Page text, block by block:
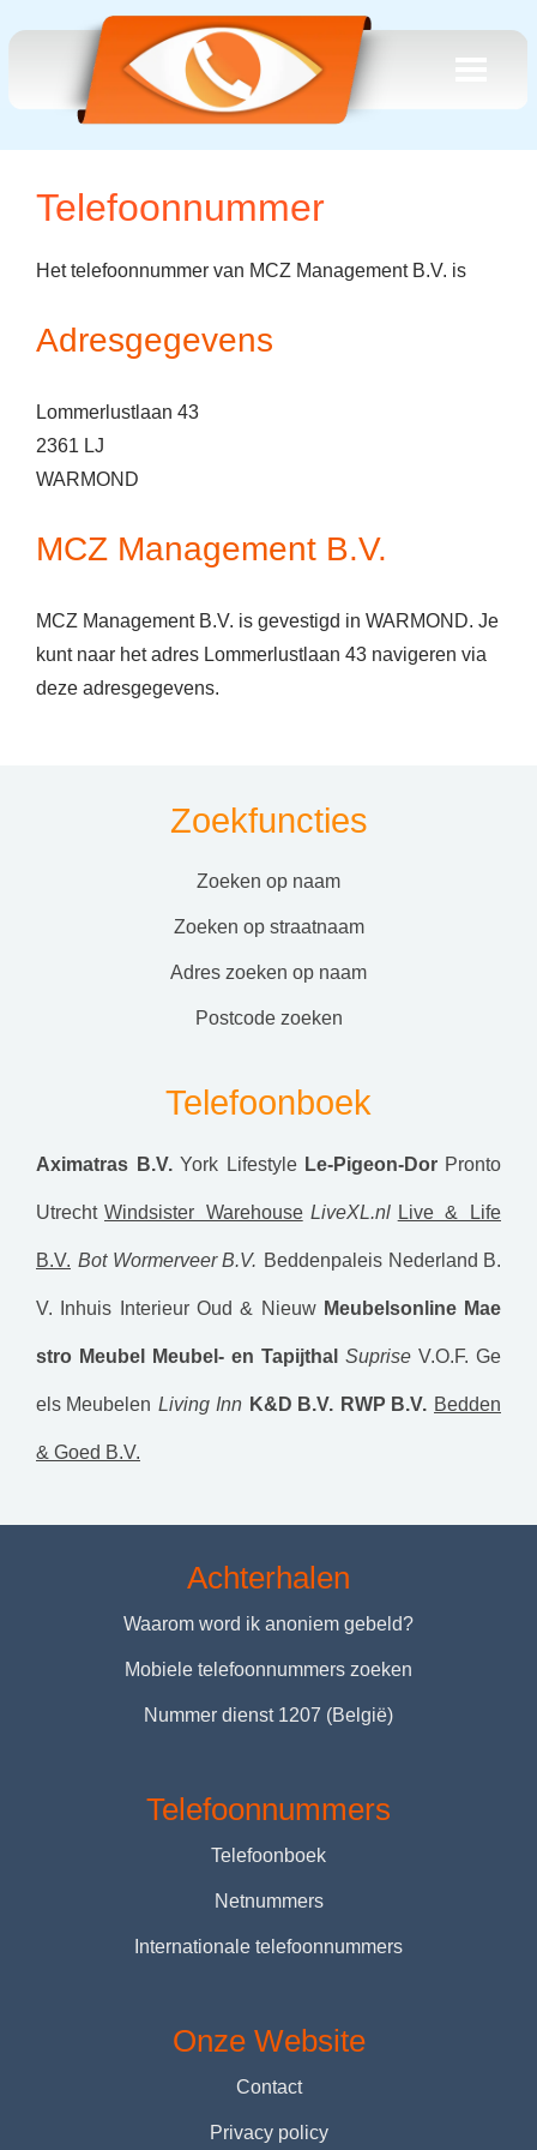
Telefoonnummer
Het telefoonnummer van MCZ Management B.V. is
Adresgegevens
Lommerlustlaan 43
2361 LJ
WARMOND
MCZ Management B.V.
MCZ Management B.V. is gevestigd in WARMOND. Je
kunt naar het adres Lommerlustlaan 43 navigeren via
deze adresgegevens.
Zoekfuncties
zoeken op naam
zoeken op straatnaam
adres zoeken op naam
postcode zoeken
Telefoonboek
Aximatras B.V. York Lifestyle Le-Pigeon-Dor Pronto
Utrecht Windsister Warehouse LiveXL.nl Live & Life
B.V. Bot Wormerveer B.V. Beddenpaleis Nederland B.
V. Inhuis Interieur Oud & Nieuw Meubelsonline Mae
stro Meubel Meubel- en Tapijthal Suprise V.O.F. Ge
els Meubelen Living Inn K&D B.V. RWP B.V. Bedden
& Goed B.V.
Achterhalen
Waarom word ik anoniem gebeld?
Mobiele telefoonnummers zoeken
Nummer dienst 1207 (België)
Telefoonnummers
Telefoonboek
Netnummers
Internationale telefoonnummers
Onze Website
Contact
Privacy policy